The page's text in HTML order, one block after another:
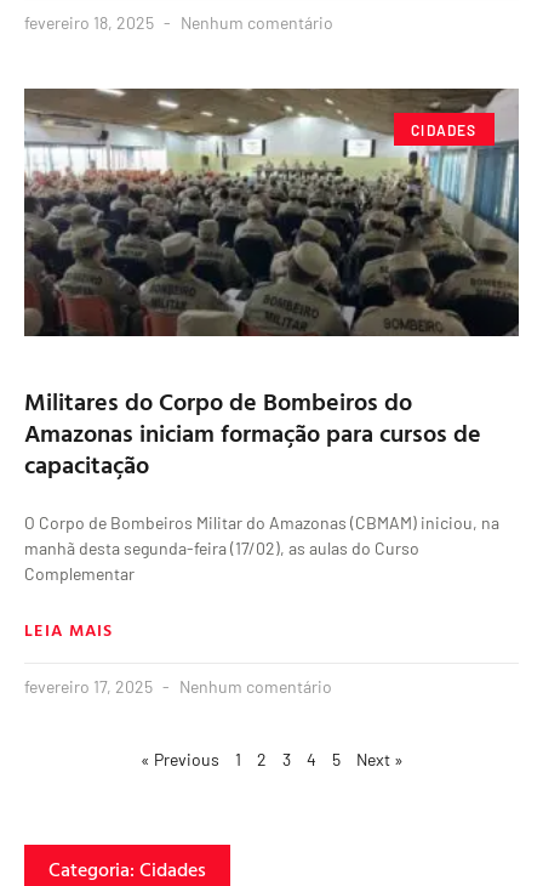
fevereiro 18, 2025 Nenhum comentário
CIDADES
Militares do Corpo de Bombeiros do
Amazonas iniciam formação para cursos de
capacitação
O Corpo de Bombeiros Militar do Amazonas (CBMAM) iniciou, na
manhã desta segunda-feira (17/02), as aulas do Curso
Complementar
LEIA MAIS
fevereiro 17, 2025 Nenhum comentário
« Previous 1 2 3 4 5 Next »
Categoria: Cidades